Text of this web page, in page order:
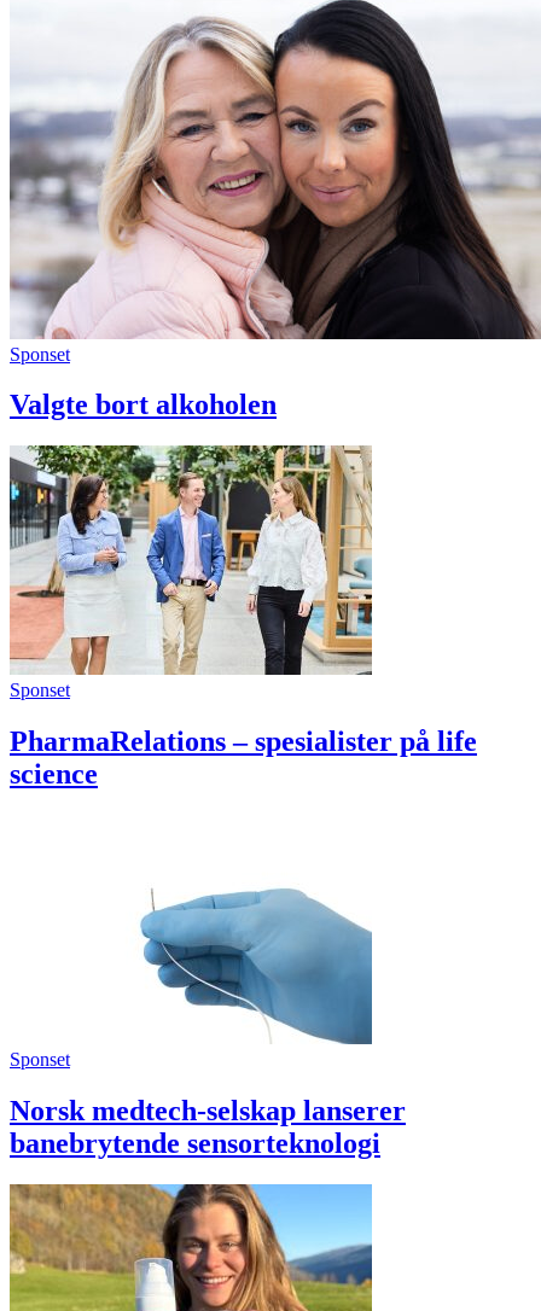
Sponset
Valgte bort alkoholen
Sponset
PharmaRelations – spesialister på life
science
Sponset
Norsk medtech-selskap lanserer
banebrytende sensorteknologi